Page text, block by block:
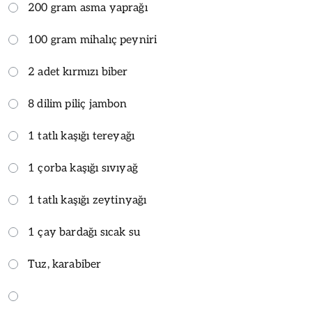
200 gram asma yaprağı
100 gram mihalıç peyniri
2 adet kırmızı biber
8 dilim piliç jambon
1 tatlı kaşığı tereyağı
1 çorba kaşığı sıvıyağ
1 tatlı kaşığı zeytinyağı
1 çay bardağı sıcak su
Tuz, karabiber